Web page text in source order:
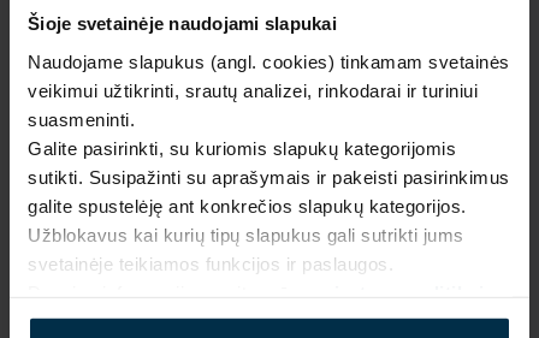
Šioje svetainėje naudojami slapukai
Naudojame slapukus (angl. cookies) tinkamam svetainės
veikimui užtikrinti, srautų analizei, rinkodarai ir turiniui
suasmeninti.
Galite pasirinkti, su kuriomis slapukų kategorijomis
sutikti. Susipažinti su aprašymais ir pakeisti pasirinkimus
galite spustelėję ant konkrečios slapukų kategorijos.
Užblokavus kai kurių tipų slapukus gali sutrikti jums
svetainėje teikiamos funkcijos ir paslaugos.
2.naudojant
saulės
energiją
3.
Inovatyvūs
gamybos
sprendimai
Firminė ir
internetinė
parduotuvė
Produkcija
kaina
aukščiausios kokybės lino
tekstilės gaminiai be jokių
tarpininkų mokesčių.